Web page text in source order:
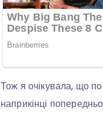
Тож я очікувала, що
наприкінці